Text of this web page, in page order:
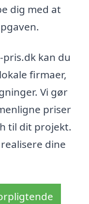
dig med at
kan du
firmaer,
Vi gør
priser
til dit projekt.
dine